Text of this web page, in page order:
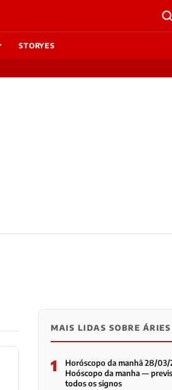
STORYES
MAIS LIDAS SOBRE ÁRIES
1
Horóscopo da manhã 28/03/
Hoóscopo da manha —
todos os signos